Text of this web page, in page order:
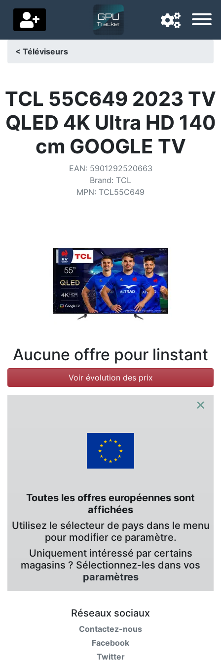
Pays de livraison
Accueil
Paramètres
< Téléviseurs
TCL 55C649 2023 TV
QLED 4K Ultra HD 140
cm GOOGLE TV
EAN: 5901292520663
Brand: TCL
MPN: TCL55C649
Aucune offre pour linstant
Voir évolution des prix
×
Toutes les offres européennes sont
affichées
Utilisez le sélecteur de pays dans le menu
pour modifier ce paramètre.
Uniquement intéressé par certains
magasins ? Sélectionnez-les dans vos
paramètres
Réseaux sociaux
Contactez-nous
Facebook
Twitter